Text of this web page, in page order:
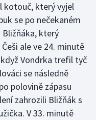
kotouč, který vyjel
se po nečekaném
který
ale ve 24. minutě
Vondrka trefil tyč
se následně
polovině zápasu
zahrozili Bližňák s
V 33. minutě